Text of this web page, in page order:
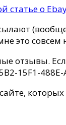
статье о
это совсем
отзывы.
15F1-488E-